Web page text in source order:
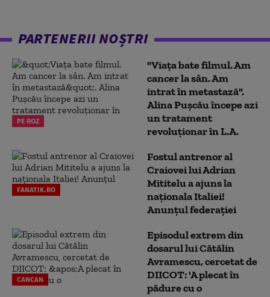
PARTENERII NOȘTRI
PE ROZ
"Viața bate filmul. Am
cancer la sân. Am
intrat în metastază".
Alina Pușcău începe azi
un tratament
revoluționar în L.A.
FANATIK.RO
Fostul antrenor al
Craiovei lui Adrian
Mititelu a ajuns la
naționala Italiei!
Anunțul federației
CANCAN
Episodul extrem din
dosarul lui Cătălin
Avramescu, cercetat de
DIICOT: 'A plecat în
pădure cu o